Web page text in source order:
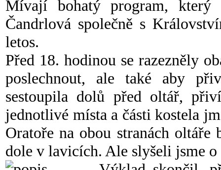
Mívají bohatý program, který
Čandrlová společně s
letos.
Před 18. hodinou se razezněly
poslechnout, ale také aby
sestoupila dolů před oltář,
jednotlivé místa a části kostela
Oratoře na obou stranách
dole v lavicích. Ale slyšeli jsme